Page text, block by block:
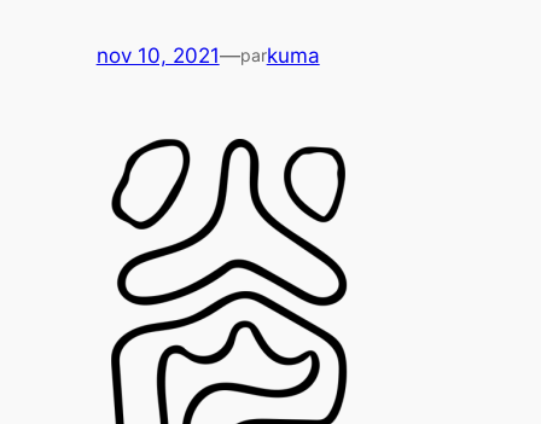
nov 10, 2021—parkuma